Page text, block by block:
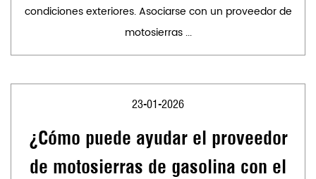
condiciones exteriores. Asociarse con un proveedor de
motosierras ...
23-01-2026
¿Cómo puede ayudar el proveedor
de motosierras de gasolina con el